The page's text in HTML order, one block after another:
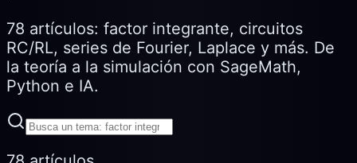
78 artículos: factor integrante, circuitos
RC/RL, series de Fourier, Laplace y más. De
la teoría a la simulación con SageMath,
Python e IA.